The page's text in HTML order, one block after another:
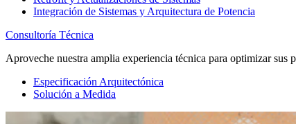
Integración de Sistemas y Arquitectura de Potencia
Consultoría Técnica
Aproveche nuestra amplia experiencia técnica para optimizar sus
Especificación Arquitectónica
Solución a Medida